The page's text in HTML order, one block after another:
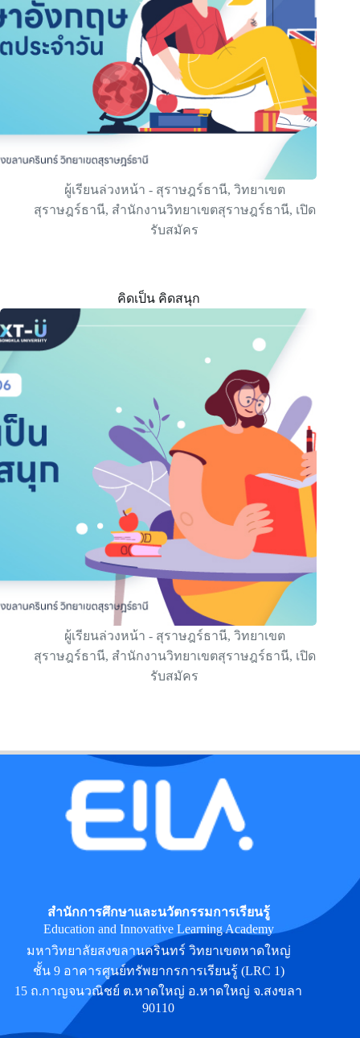
ผู้เรียนล่วงหน้า - สุราษฎร์ธานี, วิทยาเขต
สุราษฎร์ธานี, สำนักงานวิทยาเขตสุราษฎร์ธานี, เปิด
รับสมัคร
คิดเป็น คิดสนุก
ผู้เรียนล่วงหน้า - สุราษฎร์ธานี, วิทยาเขต
สุราษฎร์ธานี, สำนักงานวิทยาเขตสุราษฎร์ธานี, เปิด
รับสมัคร
สำนักการศึกษาและนวัตกรรมการเรียนรู้
Education and Innovative Learning Academy
มหาวิทยาลัยสงขลานครินทร์ วิทยาเขตหาดใหญ่
ชั้น 9 อาคารศูนย์ทรัพยากรการเรียนรู้ (LRC 1)
15 ถ.กาญจนวณิชย์ ต.หาดใหญ่ อ.หาดใหญ่ จ.สงขลา
90110